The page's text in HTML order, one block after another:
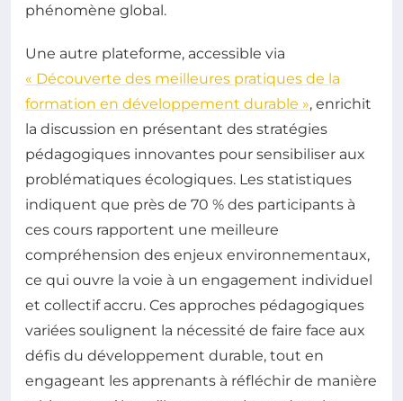
phénomène global.
Une autre plateforme, accessible via
« Découverte des meilleures pratiques de la
formation en développement durable », enrichit
la discussion en présentant des stratégies
pédagogiques innovantes pour sensibiliser aux
problématiques écologiques. Les statistiques
indiquent que près de 70 % des participants à
ces cours rapportent une meilleure
compréhension des enjeux environnementaux,
ce qui ouvre la voie à un engagement individuel
et collectif accru. Ces approches pédagogiques
variées soulignent la nécessité de faire face aux
défis du développement durable, tout en
engageant les apprenants à réfléchir de manière